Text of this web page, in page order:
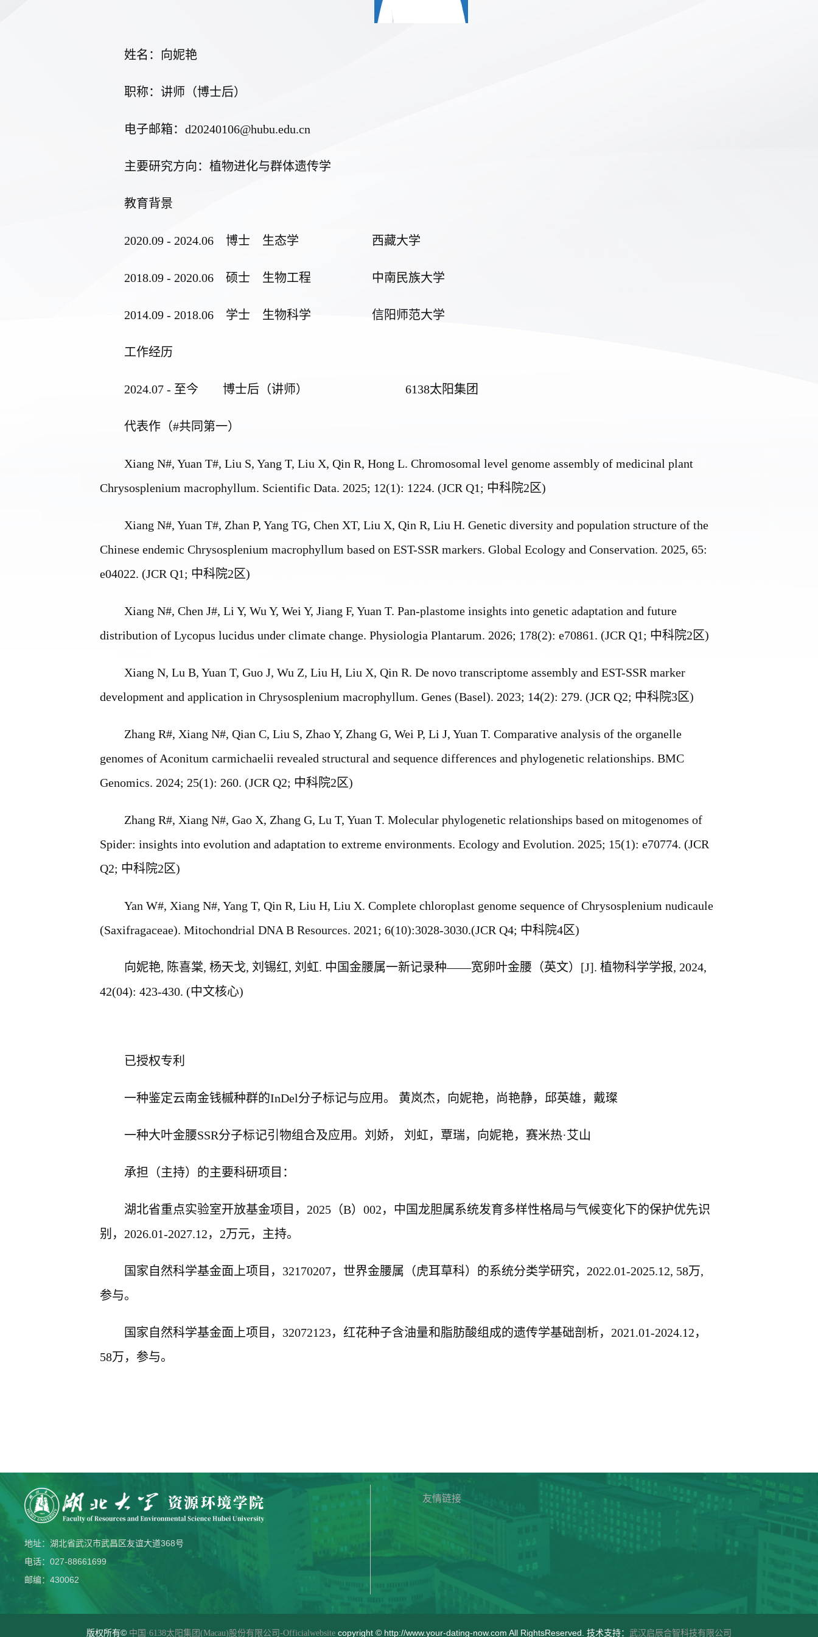
姓名：向妮艳
职称：讲师（博士后）
电子邮箱：d20240106@hubu.edu.cn
主要研究方向：植物进化与群体遗传学
教育背景
2020.09 - 2024.06 博士 生态学 西藏大学
2018.09 - 2020.06硕士 生物工程 中南民族大学
2014.09 - 2018.06 学士 生物科学 信阳师范大学
工作经历
2024.07 - 至今 博士后 （讲师） 6138太阳集团
代表作 （#共同第一）
Xiang N#, Yuan T#, Liu S, Yang T, Liu X, Qin R, Hong L. Chromosomal level genome assembly of medicinal plant
Chrysosplenium macrophyllum. Scientific Data. 2025; 12(1): 1224. (JCR Q1; 中科院2 区)
Xiang N#, Yuan T#, Zhan P, Yang TG, Chen XT, Liu X, Qin R, Liu H. Genetic diversity and population structure of the
Chinese endemicChrysosplenium macrophyllum based on EST-SSR markers. Global Ecology and Conservation. 2025, 65:
e04022. (JCR Q1; 中科院2 区)
Xiang N#, Chen J#, Li Y, Wu Y, Wei Y, Jiang F, Yuan T. Pan-plastome insights into genetic adaptation and future
distribution ofLycopus lucidus under climate change. Physiologia Plantarum. 2026; 178(2): e70861. (JCR Q1; 中科院2 区)
Xiang N, Lu B, Yuan T, Guo J, Wu Z, Liu H, Liu X, Qin R. De novo transcriptome assembly and EST-SSR marker
development and application inChrysosplenium macrophyllum. Genes (Basel). 2023; 14(2): 279. (JCR Q2; 中科院3区)
Zhang R#, Xiang N#, Qian C, Liu S, Zhao Y, Zhang G, Wei P, Li J, Yuan T. Comparative analysis of the organelle
genomes of Aconitum carmichaelii revealed structural and sequence differences and phylogenetic relationships. BMC
Genomics. 2024; 25(1): 260. (JCR Q2; 中科院2 区)
Zhang R#, Xiang N#, Gao X, Zhang G, Lu T, Yuan T. Molecular phylogenetic relationships based on mitogenomes of
Spider: insights into evolution and adaptation to extreme environments. Ecology and Evolution. 2025; 15(1): e70774. (JCR
Q2; 中科院2 区)
Yan W#, Xiang N#, Yang T, Qin R, Liu H, Liu X. Complete chloroplast genome sequence ofChrysosplenium nudicaule
(Saxifragaceae). Mitochondrial DNA B Resources. 2021; 6(10):3028-3030.(JCR Q4; 中科院4区)
向妮艳, 陈喜棠,杨天戈, 刘锡红, 刘虹. 中国金腰属一新记录种——宽卵叶金腰（英文） [J].植物科学学报, 2024,
42(04): 423-430. (中文核心)
已授权专利
一种鉴定云南金钱槭种群的InDel分子标记与应用。 黄岚杰， 向妮艳，尚艳静，邱英雄，戴璨
一种大叶金腰SSR分子标记引物组合及应用。刘娇， 刘虹，覃瑞， 向妮艳，赛米热·艾山
承担（主持）的主要科研项目：
湖北省重点实验室开放基金项目， 2025 （B）002，中国龙胆属系统发育多样性格局与气候变化下的保护优先识
别， 2026.01-2027.12， 2万元，主持。
国家自然科学基金面上项目， 32170207，世界金腰属（虎耳草科）的系统分类学研究， 2022.01-2025.12, 58万,
参与。
国家自然科学基金面上项目， 32072123，红花种子含油量和脂肪酸组成的遗传学基础剖析， 2021.01-2024.12，
58万，参与。
地址：湖北省武汉市武昌区友谊大道368号
电话：027-88661699
邮编：430062
友情链接
版权所有© 中国·6138太阳集团(Macau)股份有限公司-Officialwebsite copyright © http://www.your-dating-now.com All RightsReserved. 技术支持： 武汉启辰合智科技有限公司